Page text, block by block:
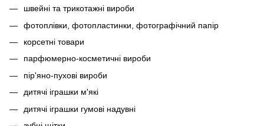
швейні та трикотажні вироби
фотоплівки, фотопластинки, фотографічний папір
корсетні товари
парфюмерно-косметичні вироби
пір'яно-пухові вироби
дитячі іграшки м'які
дитячі іграшки гумові надувні